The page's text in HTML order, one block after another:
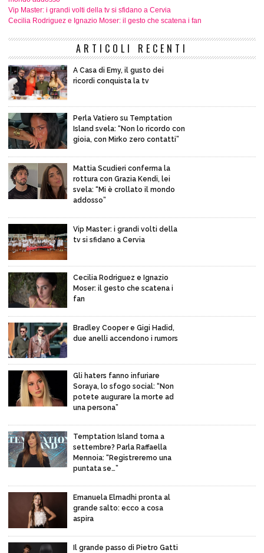
Vip Master: i grandi volti della tv si sfidano a Cervia
Cecilia Rodriguez e Ignazio Moser: il gesto che scatena i fan
ARTICOLI RECENTI
A Casa di Emy, il gusto dei
ricordi conquista la tv
Perla Vatiero su Temptation
Island svela: “Non lo ricordo con
gioia, con Mirko zero contatti”
Mattia Scudieri conferma la
rottura con Grazia Kendi, lei
svela: “Mi è crollato il mondo
addosso”
Vip Master: i grandi volti della
tv si sfidano a Cervia
Cecilia Rodriguez e Ignazio
Moser: il gesto che scatena i
fan
Bradley Cooper e Gigi Hadid,
due anelli accendono i rumors
Gli haters fanno infuriare
Soraya, lo sfogo social: “Non
potete augurare la morte ad
una persona”
Temptation Island torna a
settembre? Parla Raffaella
Mennoia: “Registreremo una
puntata se…”
Emanuela Elmadhi pronta al
grande salto: ecco a cosa
aspira
Il grande passo di Pietro Gatti